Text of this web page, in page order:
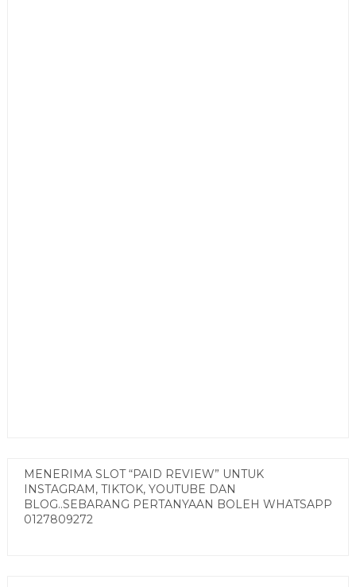
MENERIMA SLOT “PAID REVIEW” UNTUK
INSTAGRAM, TIKTOK, YOUTUBE DAN
BLOG..SEBARANG PERTANYAAN BOLEH WHATSAPP
0127809272